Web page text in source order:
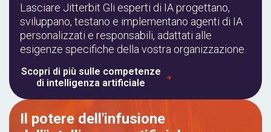
Lasciare Jitterbit Gli esperti di IA progettano,
sviluppano, testano e implementano agenti di IA
personalizzati e responsabili, adattati alle
esigenze specifiche della vostra organizzazione.
Scopri di più sulle competenze
di intelligenza artificiale
Il potere dell'infusione